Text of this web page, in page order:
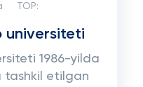
TOP:
universiteti
1986-yilda
tashkil etilgan